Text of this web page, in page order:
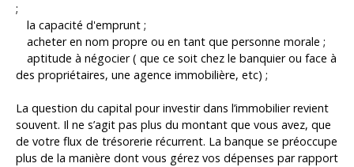
;
la capacité d'emprunt ;
acheter en nom propre ou en tant que personne morale ;
aptitude à négocier ( que ce soit chez le banquier ou face à
des propriétaires, une agence immobilière, etc) ;
La question du capital pour investir dans l’immobilier revient
souvent. Il ne s’agit pas plus du montant que vous avez, que
de votre flux de trésorerie récurrent. La banque se préoccupe
plus de la manière dont vous gérez vos dépenses par rapport